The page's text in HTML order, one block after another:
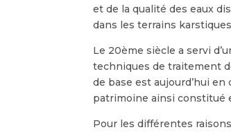
et de la qualité des eaux
dans les terrains
Le 20ème siècle a servi
techniques de traitement
de base est aujourd’hui
patrimoine ainsi constitué
Pour les différentes